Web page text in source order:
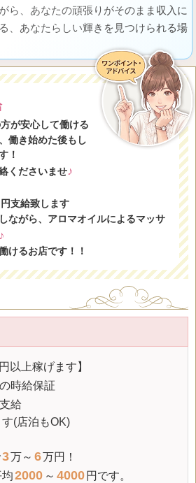
ら、あなたの頑張りがそのまま収入に
、あなたらしい輝きを見つけられる場
が安心して働ける
働き始めた後もし
！
くださいませ♪
円支給致します
ながら、アロマオイルによるマッサ
けるお店です！！
円以上稼げます】
時給保証
給
(店泊もOK)
3万～ 6万円！
2000 ～ 4000 円です。